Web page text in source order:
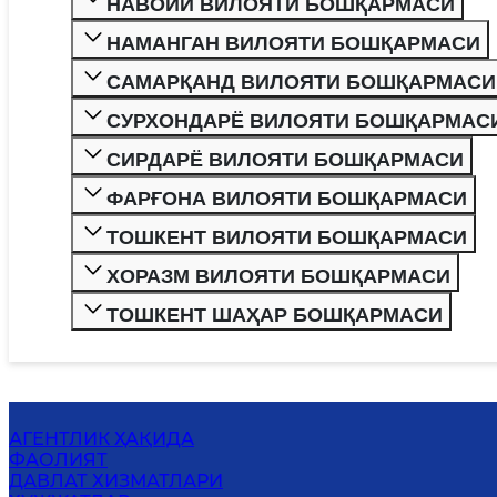
НАВОИЙ ВИЛОЯТИ БОШҚАРМАСИ
НАМАНГАН ВИЛОЯТИ БОШҚАРМАСИ
САМАРҚАНД ВИЛОЯТИ БОШҚАРМАСИ
СУРХОНДАРЁ ВИЛОЯТИ
СИРДАРЁ ВИЛОЯТИ БОШҚАРМАСИ
ФАРҒОНА ВИЛОЯТИ БОШҚАРМАСИ
ТОШКЕНТ ВИЛОЯТИ БОШҚАРМАСИ
ХОРАЗМ ВИЛОЯТИ БОШҚАРМАСИ
ТОШКЕНТ ШАҲАР БОШҚАРМАСИ
АГЕНТЛИК ҲАҚИДА
ФАОЛИЯТ
ДАВЛАТ ХИЗМАТЛАРИ